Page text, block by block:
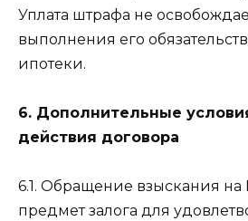
Уплата штрафа не
выполнения его
ипотеки.
6. Дополнительные
действия договора
6.1. Обращение взыскания
предмет залога для